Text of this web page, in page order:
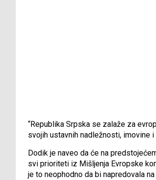
“Republika Srpska se zalaže za
svojih ustavnih nadležnosti, imovine
Dodik je naveo da će na
svi prioriteti iz Mišljenja Evropske
je to neophodno da bi napredovala